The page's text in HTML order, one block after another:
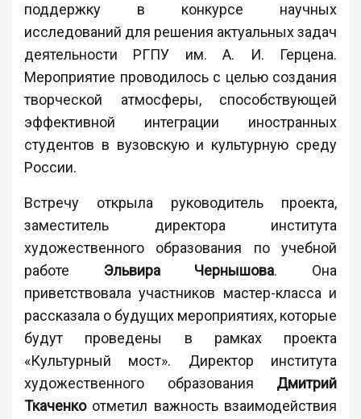
поддержку в конкурсе научных
исследований для решения актуальных задач
деятельности РГПУ им. А. И. Герцена.
Мероприятие проводилось с целью создания
творческой атмосферы, способствующей
эффективной интеграции иностранных
студентов в вузовскую и культурную среду
России.
Встречу открыла руководитель проекта,
заместитель директора института
художественного образования по учебной
работе Эльвира Чернышова. Она
приветствовала участников мастер-класса и
рассказала о будущих мероприятиях, которые
будут проведены в рамках проекта
«Культурный мост». Директор института
художественного образования Дмитрий
Ткаченкоотметил важность взаимодействия